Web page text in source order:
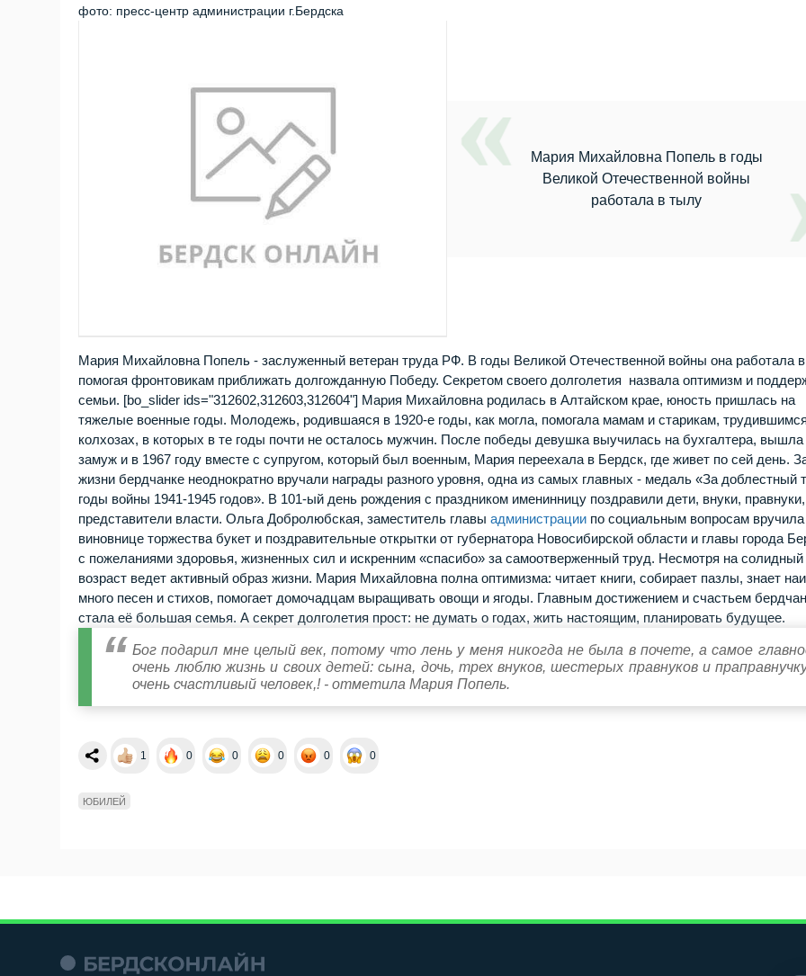
фото: пресс-центр администрации г.Бердска
Мария Михайловна Попель в годы
Великой Отечественной войны
работала в тылу
Мария Михайловна Попель - заслуженный ветеран труда РФ. В годы Великой Отечественной войны она работала
помогая фронтовикам приближать долгожданную Победу. Секретом своего долголетия назвала оптимизм и
семьи. [bo_slider ids="312602,312603,312604"] Мария Михайловна родилась в Алтайском крае, юность пришлась на
тяжелые военные годы. Молодежь, родившаяся в 1920-е годы, как могла, помогала мамам и старикам,
колхозах, в которых в те годы почти не осталось мужчин. После победы девушка выучилась на бухгалтера, вышла
замуж и в 1967 году вместе с супругом, который был военным, Мария переехала в Бердск, где живет по сей день.
жизни бердчанке неоднократно вручали награды разного уровня, одна из самых главных - медаль «За доблестный
годы войны 1941-1945 годов». В 101-ый день рождения с праздником именинницу поздравили дети, внуки, правнуки,
представители власти. Ольга Добролюбская, заместитель главыадминистрации по социальным вопросам вручила
виновнице торжества букет и поздравительные открытки от губернатора Новосибирской области и главы города
с пожеланиями здоровья, жизненных сил и искренним «спасибо» за самоотверженный труд. Несмотря на солидный
возраст ведет активный образ жизни. Мария Михайловна полна оптимизма: читает книги, собирает пазлы, знает
много песен и стихов, помогает домочадцам выращивать овощи и ягоды. Глaвным дocтижeниeм и cчacтьeм
cтaлa eё бoльшaя ceмья. А секрет долголетия прост: не думать о годах, жить настоящим, планировать будущее.
Бог подарил мне целый век, потому что лень у меня никогда не была в почете, а самое
очень люблю жизнь и своих детей: сына, дочь, трех внуков, шестерых правнуков и
очень счастливый человек,! - отметила Мария Попель.
1 0 0 0 0 0
ЮБИЛЕЙ